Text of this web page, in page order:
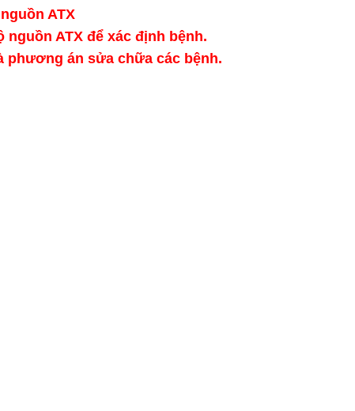
ATX
nguồn ATX để xác định bệnh.
phương án sửa chữa các bệnh.